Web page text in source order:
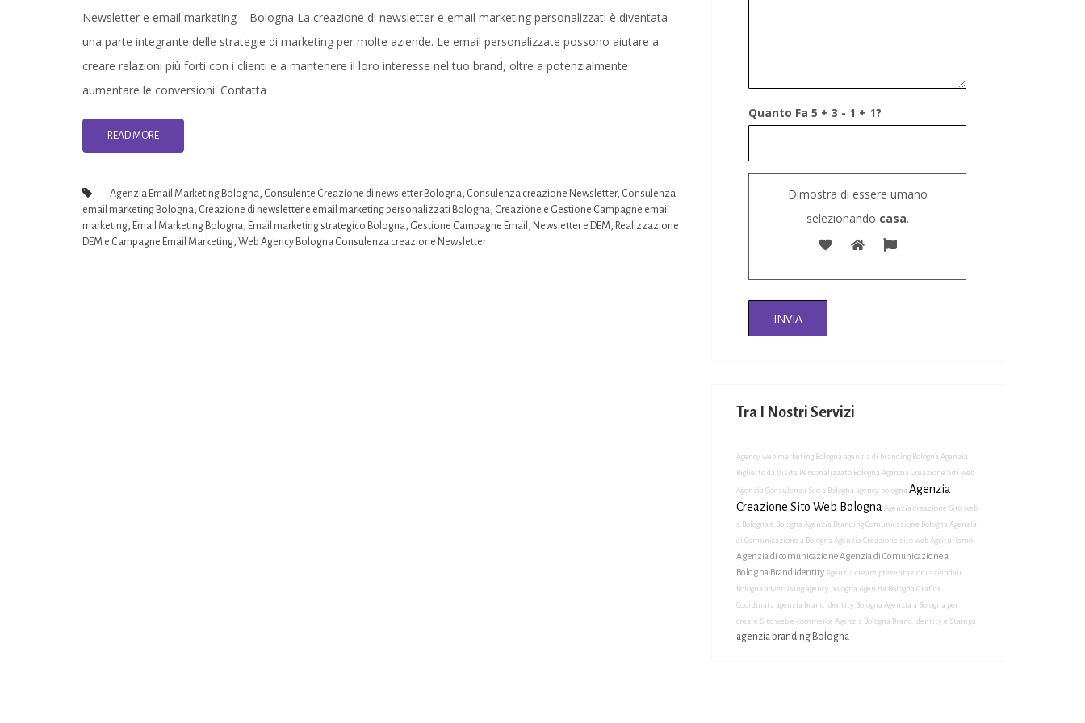
Creazione
marketing
personalizzati
Newsletter e email marketing – Bologna La creazione di newsletter e email marketing personalizzati è diventata
una parte integrante delle strategie di marketing per molte aziende. Le email personalizzate possono aiutare a
creare relazioni più forti con i clienti e a mantenere il loro interesse nel tuo brand, oltre a potenzialmente
aumentare le conversioni. Contatta
READ MORE
Agenzia Email Marketing Bologna , Consulente Creazione di newsletter Bologna , Consulenza creazione Newsletter, Consulenza
email marketing Bologna , Creazione di newsletter e email marketing personalizzati Bologna , Creazione e Gestione Campagne email
marketing, Email Marketing Bologna , Email marketing strategico Bologna , Gestione Campagne Email , Newsletter e DEM , Realizzazione
DEM e Campagne Email Marketing, Web Agency Bologna Consulenza creazione Newsletter
Quanto Fa 5 + 3 - 1 + 1?
Dimostra di essere umano
selezionando casa.
Tra I Nostri Servizi
Agency web marketing Bologna agenzia di branding Bologna Agenzia
Biglietto da Visita Personalizzato Bologna Agenzia Creazione Siti web
Agenzia Consulenza Seo a Bologna agency bologna Agenzia
Creazione Sito Web Bologna Agenzia creazione Sito web
a Bologna e Bologna Agenzia Branding Comunicazione Bologna Agenzia
di Comunicazione a Bologna Agenzia Creazione sito web Agriturismo
Agenzia di comunicazioneAgenzia di Comunicazione a
Bologna Brand identity Agenzia creare presentazioni aziendali
Bologna advertising agency bologna Agenzia Bologna Grafica
Coordinata agenzia brand identity Bologna Agenzia a Bologna per
creare Sito web e-commerce Agenzia Bologna Brand Identity e Stampa
agenzia branding Bologna